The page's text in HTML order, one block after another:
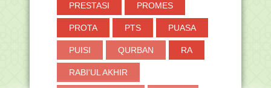
PRESTASI PROMES
PROTA PTS PUASA
PUISI QURBAN RA
RABI'UL AKHIR